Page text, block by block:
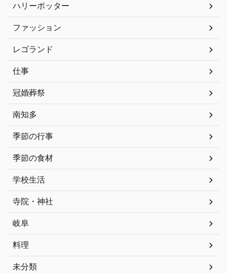
ハリーポッター
ファッション
レゴランド
仕事
冠婚葬祭
南知多
季節の行事
季節の食材
学校生活
寺院・神社
岐阜
料理
未分類